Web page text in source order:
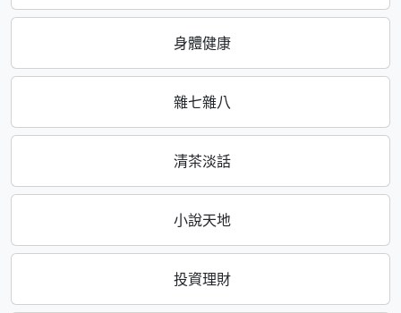
身體健康
雜七雜八
清茶淡話
小說天地
投資理財